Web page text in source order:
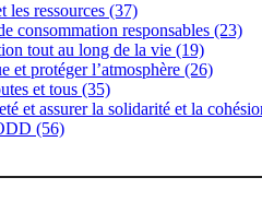
les ressources (37)
consommation responsables (23)
tout au long de la vie (19)
et protéger l’atmosphère (26)
et tous (35)
et assurer la solidarité et la
(56)